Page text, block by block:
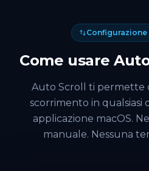
Configurazione
Come usare
Auto Scroll ti permette
scorrimento in qualsiasi
applicazione macOS.
manuale. Nessuna